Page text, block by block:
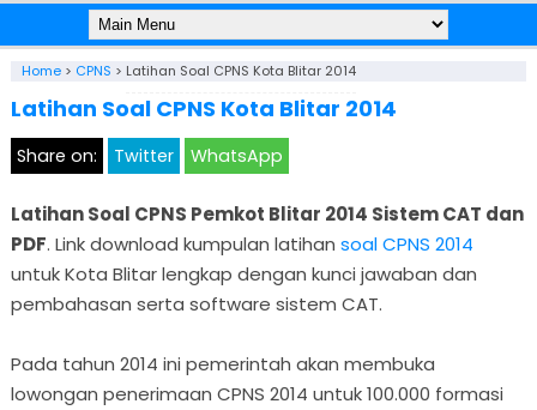
Home> CPNS > Latihan Soal CPNS Kota Blitar 2014
Latihan Soal CPNS Kota Blitar 2014
Share on: Twitter WhatsApp
Latihan Soal CPNS Pemkot Blitar 2014 Sistem CAT dan
PDF. Link download kumpulan latihan soal CPNS 2014
untuk Kota Blitar lengkap dengan kunci jawaban dan
pembahasan serta software sistem CAT.
Pada tahun 2014 ini pemerintah akan membuka
lowongan penerimaan CPNS 2014 untuk 100.000 formasi